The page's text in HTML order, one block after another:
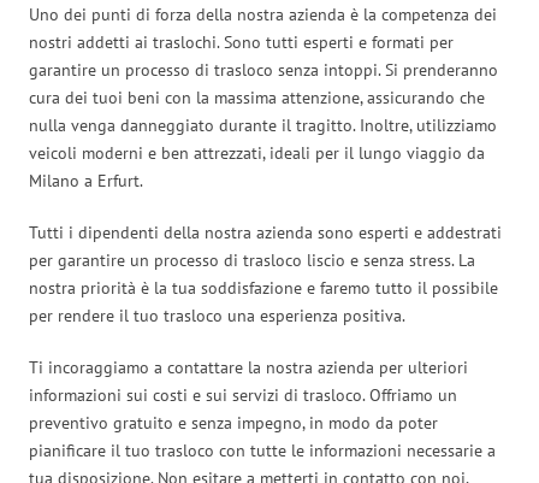
Uno dei punti di forza della nostra azienda è la competenza dei
nostri addetti ai traslochi. Sono tutti esperti e formati per
garantire un processo di trasloco senza intoppi. Si prenderanno
cura dei tuoi beni con la massima attenzione, assicurando che
nulla venga danneggiato durante il tragitto. Inoltre, utilizziamo
veicoli moderni e ben attrezzati, ideali per il lungo viaggio da
Milano a Erfurt.
Tutti i dipendenti della nostra azienda sono esperti e addestrati
per garantire un processo di trasloco liscio e senza stress. La
nostra priorità è la tua soddisfazione e faremo tutto il possibile
per rendere il tuo trasloco una esperienza positiva.
Ti incoraggiamo a contattare la nostra azienda per ulteriori
informazioni sui costi e sui servizi di trasloco. Offriamo un
preventivo gratuito e senza impegno, in modo da poter
pianificare il tuo trasloco con tutte le informazioni necessarie a
tua disposizione. Non esitare a metterti in contatto con noi,